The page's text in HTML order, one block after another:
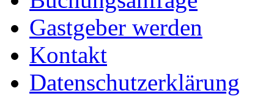
Gastgeber werden
Kontakt
Datenschutzerklärung